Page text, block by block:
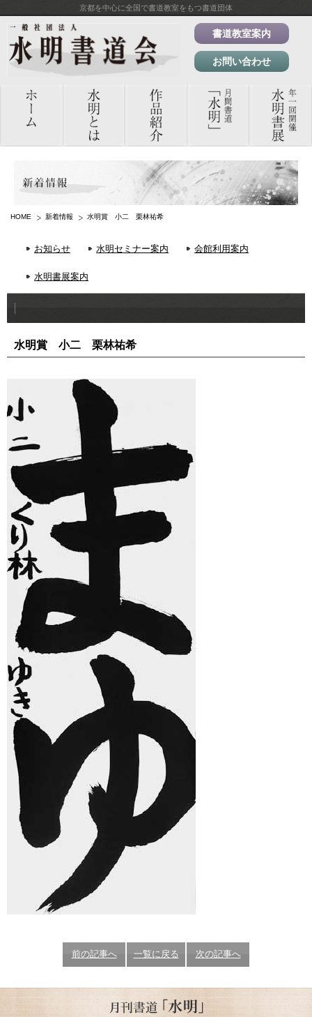
京都を中心に全国で書道教室をもつ書道団体
書道教室案内
お問い合わせ
HOME 新着情報 水明賞 小二 栗林祐希
お知らせ 水明セミナー案内 会館利用案内
水明書展案内
水明賞 小二 栗林祐希
前の記事へ 一覧に戻る 次の記事へ